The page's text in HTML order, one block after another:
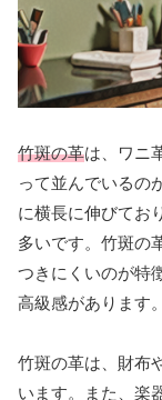
竹斑の革は、ワニ
って並んでいるの
に横長に伸びてお
多いです。竹斑の
つきにくいのが特
高級感があります。
竹斑の革は、財布
います。また、楽